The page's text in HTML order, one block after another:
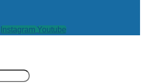
Instagram Youtube